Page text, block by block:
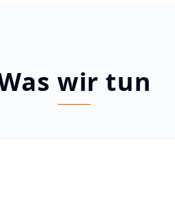
wir tun